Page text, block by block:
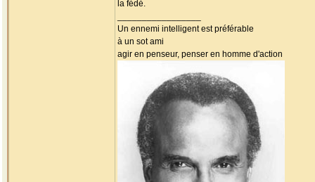
la fédé.
Un ennemi intelligent est préférable
à un sot ami
agir en penseur, penser en homme d'action